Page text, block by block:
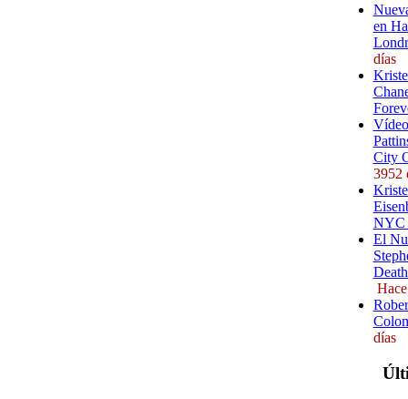
en
días
City
3952
NYC
El
días